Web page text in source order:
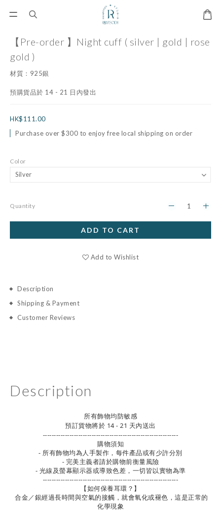
【Pre-order 】Night cuff ( silver | gold | rose
gold )
材質：925銀
預購貨品於 14 - 21 日內發出
HK$111.00
Purchase over $300 to enjoy free local shipping on order
Color
Quantity
ADD TO CART
Add to Wishlist
Description
Shipping & Payment
Customer Reviews
Description
所有飾物均防敏感
預訂貨物將於 14 - 21 天內送出
-------------------------------------------------------------
購物須知
- 所有飾物均為人手製作，每件產品或有少許分別
- 完美主義者請於購物前衡量風險
- 光線及螢幕顯示器或導致色差，一切皆以實物為準
-------------------------------------------------------------
【如何保養耳環？】
合金／銀經過長時間與空氣的接觸，就會氧化或褪色，這是正常的
化學現象